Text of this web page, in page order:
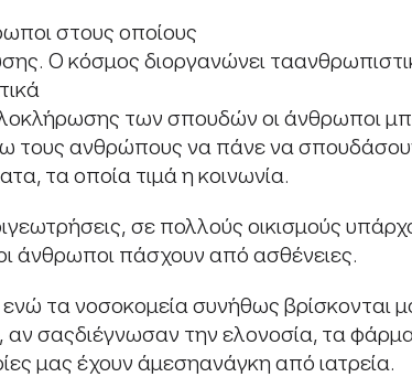
στους οποίους
Ο κόσμος διοργανώνει
των σπουδών οι άνθρωποι
τους ανθρώπους να πάνε να
τα οποία τιμά η κοινωνία.
σε πολλούς οικισμούς
άνθρωποι πάσχουν από ασθένειες.
ενώ τα νοσοκομεία συνήθως βρίσκονται
σαςδιέγνωσαν την ελονοσία, τα
μας έχουν άμεσηανάγκη από ιατρεία.